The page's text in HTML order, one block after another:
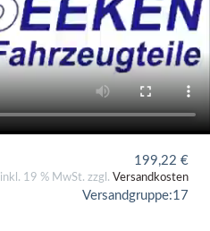
199,22 €
inkl. 19 % MwSt. zzgl. Versandkosten
Versandgruppe:17